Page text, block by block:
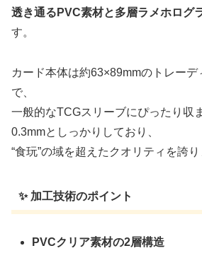
透き通るPVC素材と多層ラメホログ
す。
カード本体は約63×89mmのトレー
で、
一般的なTCGスリーブにぴったり収
0.3mmとしっかりしており、
“食玩”の域を超えたクオリティを誇り
✨ 加工技術のポイント
PVCクリア素材の2層構造